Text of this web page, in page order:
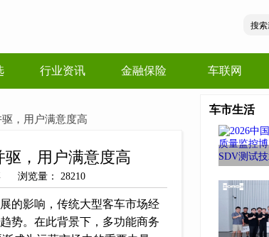
行业资讯 金融保险 车联网
，用户满意度高
，用户满意度高
浏览量： 28210
的影响，传统大型客车市场经
势。在此背景下，多功能商务
车市生活